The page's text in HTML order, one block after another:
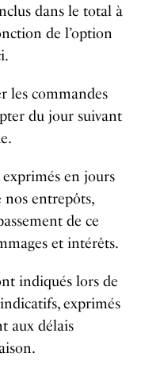
dans le total à
de l’option
les commandes
du jour suivant
en jours
nos entrepôts,
de ce
et intérêts.
indiqués lors de
exprimés
aux délais